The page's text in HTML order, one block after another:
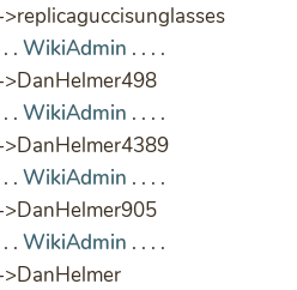
. WikiAdmin . . . .
. WikiAdmin . . . .
. WikiAdmin . . . .
. WikiAdmin . . . .